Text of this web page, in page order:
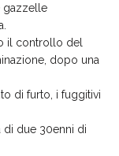
gazzelle
il controllo del
dopo una
di furto, i fuggitivi
di due 30enni di